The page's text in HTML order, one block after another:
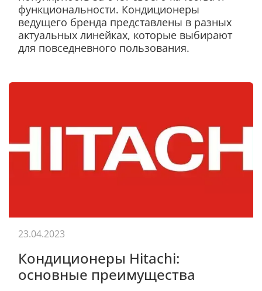
функциональности. Кондиционеры
ведущего бренда представлены в разных
актуальных линейках, которые выбирают
для повседневного пользования.
Кондиционеры Hitachi:
основные преимущества
23.04.2023